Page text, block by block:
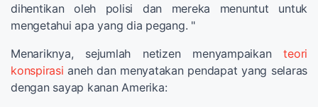
dihentikan oleh polisi dan mereka menuntut untuk
mengetahui apa yang dia pegang. "
Menariknya, sejumlah netizen menyampaikanteori
konspirasi aneh dan menyatakan pendapat yang selaras
dengan sayap kanan Amerika: